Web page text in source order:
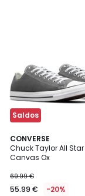
Saldos
CONVERSE
Chuck Taylor All
Canvas Ox
69.99 €
55.99 € -20%
4,6
/ 5